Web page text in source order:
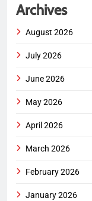
Archives
August 2026
July 2026
June 2026
May 2026
April 2026
March 2026
February 2026
January 2026